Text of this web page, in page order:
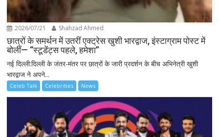
2026/07/21 Shahzad Ahmed
छात्रों के समर्थन में उतरीं एक्ट्रेस खुशी भारद्वाज, इंस्टाग्राम पोस्ट में
बोलीं— “स्टूडेंट्स पहले, हमेशा”
नई दिल्ली:दिल्ली के जंतर-मंतर पर छात्रों के जारी प्रदर्शन के बीच अभिनेत्री खुशी
भारद्वाज ने अपने...
Celeb Talk Celebrities News